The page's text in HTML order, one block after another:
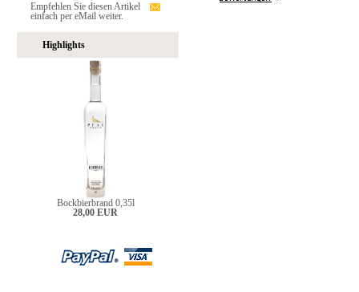
Empfehlen Sie diesen Artikel
einfach per eMail weiter.
Highlights
Bockbierbrand 0,35l
28,00 EUR